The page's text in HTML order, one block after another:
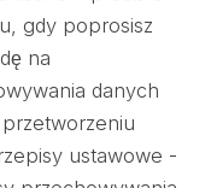
gdy poprosisz
na
danych
ustawowe -